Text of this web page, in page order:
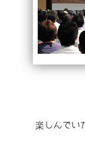
楽しんでい